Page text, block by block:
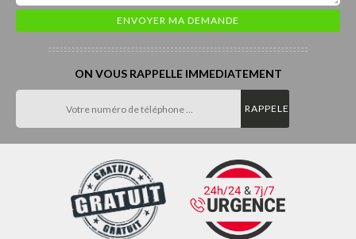
ON VOUS RAPPELLE IMMEDIATEMENT